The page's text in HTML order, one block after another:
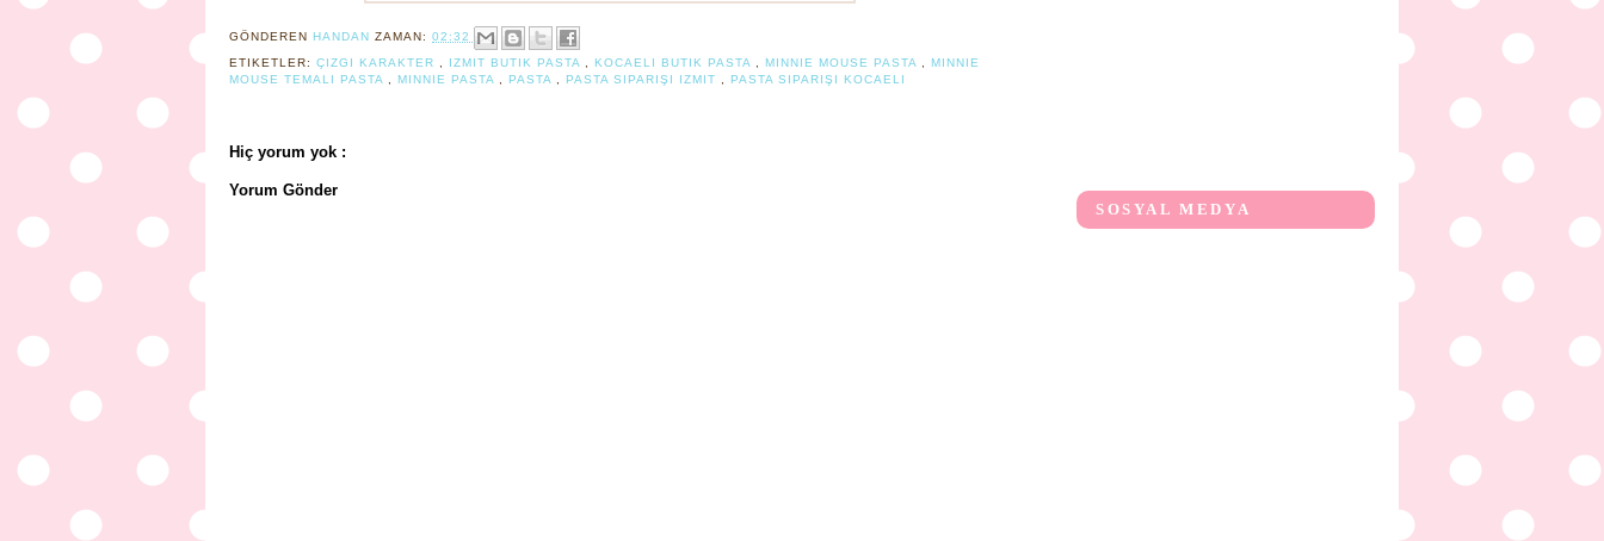
GÖNDEREN HANDAN ZAMAN: 02:32
ETIKETLER: ÇIZGI KARAKTER IZMIT BUTIK PASTA KOCAELI BUTIK PASTA MINNIE MOUSE PASTA
MINNIE
MOUSE TEMALI PASTA
MINNIE PASTA PASTA PASTA SIPARIŞI IZMIT PASTA SIPARIŞI KOCAELI
Hiç yorum yok :
Yorum Gönder
SOSYAL MEDYA